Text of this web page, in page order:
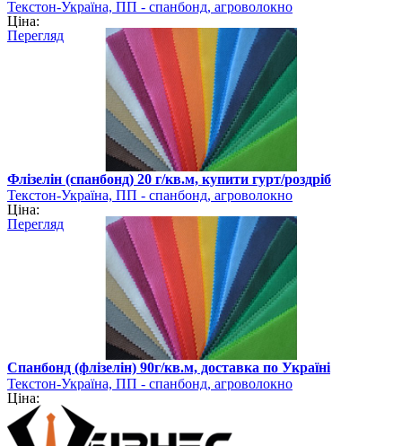
Текстон-Україна, ПП - спанбонд, агроволокно
Ціна:
Перегляд
Флізелін (спанбонд) 20 г/кв.м, купити гурт/роздріб
Текстон-Україна, ПП - спанбонд, агроволокно
Ціна:
Перегляд
Спанбонд (флізелін) 90г/кв.м, доставка по Україні
Текстон-Україна, ПП - спанбонд, агроволокно
Ціна: